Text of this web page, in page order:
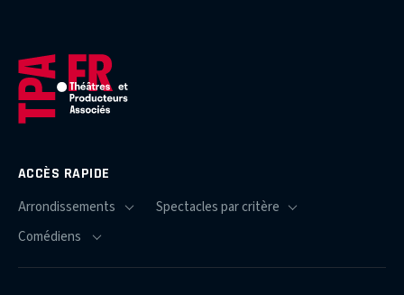
ACCÈS RAPIDE